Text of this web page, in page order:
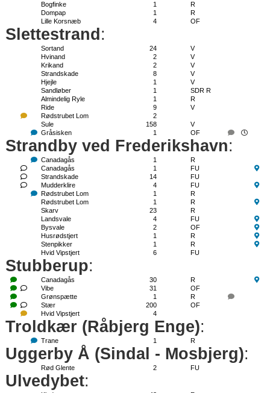
Bogfinke
1
R
Dompap
1
R
Lille Korsnæb
4 OF
Slettestrand :
Sortand 24
V
Hvinand
2
V
Krikand
2
V
Strandskade
8
V
Hjejle
1
V
Sandløber
1
SDR R
Almindelig Ryle
1
R
Ride
9
V
Rødstrubet Lom
2
Sule
158
V
Gråsisken
1 OF
Strandby ved Frederikshavn:
Canadagås 1
R
Canadagås
1
FU
Strandskade
14
FU
Mudderklire
4
FU
Rødstrubet Lom
1
R
Rødstrubet Lom
1
R
Skarv
23
R
Landsvale
4
FU
Bysvale
2
OF
Husrødstjert
1
R
Stenpikker
1
R
Hvid Vipstjert
6 FU
Stubberup:
Canadagås 30
R
Vibe
31
OF
Grønspætte
1
R
Stær
200
OF
Hvid Vipstjert
4
Troldkær (Råbjerg Enge):
Trane 1 R
Uggerby Å (Sindal - Mosbjerg):
Rød Glente 2 FU
Ulvedybet: